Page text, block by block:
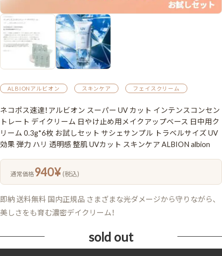
ALBIONアルビオン スキンケア フェイスクリーム
ネコポス速達！アルビオン スーパー UV カット インテンスコンセン
トレート デイクリーム 日やけ止め用メイクアップベース 日中用ク
リーム 0.3g*6枚 お試しセット サシェサンプル トラベルサイズ UV
効果 弾力 ハリ 透明感 整肌 UVカット スキンケア ALBION albion
通常価格940¥ (税込)
即納 送料無料 国内正規品 さまざまな光ダメージから守りながら、
美しさをも育む濃密デイクリーム！
sold out